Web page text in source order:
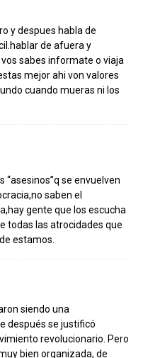
y despues habla de
de afuera y
sabes informate o viaja
mejor ahi von valores
cuando mueras ni los
“asesinos”q se envuelven
saben el
gente que los escucha
todas las atrocidades que
estamos.
siendo una
después se justificó
revolucionario. Pero
bien organizada, de